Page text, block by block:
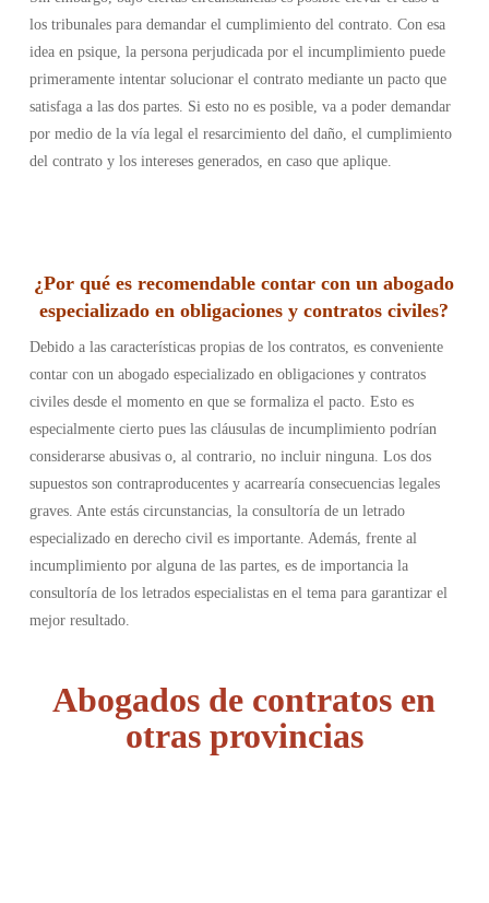
los tribunales para demandar el cumplimiento del contrato. Con esa
idea en psique, la persona perjudicada por el incumplimiento puede
primeramente intentar solucionar el contrato mediante un pacto que
satisfaga a las dos partes. Si esto no es posible, va a poder demandar
por medio de la vía legal el resarcimiento del daño, el cumplimiento
del contrato y los intereses generados, en caso que aplique.
¿Por qué es recomendable contar con un abogado
especializado en obligaciones y contratos civiles?
Debido a las características propias de los contratos, es conveniente
contar con un abogado especializado en obligaciones y contratos
civiles desde el momento en que se formaliza el pacto. Esto es
especialmente cierto pues las cláusulas de incumplimiento podrían
considerarse abusivas o, al contrario, no incluir ninguna. Los dos
supuestos son contraproducentes y acarrearía consecuencias legales
graves. Ante estás circunstancias, la consultoría de un letrado
especializado en derecho civil es importante. Además, frente al
incumplimiento por alguna de las partes, es de importancia la
consultoría de los letrados especialistas en el tema para garantizar el
mejor resultado.
Abogados de contratos en
otras provincias